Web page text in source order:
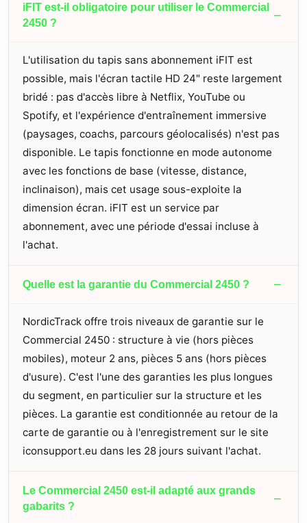
iFIT est-il obligatoire pour utiliser le Commercial
2450 ?
−
L'utilisation du tapis sans abonnement iFIT est
possible, mais l'écran tactile HD 24" reste largement
bridé : pas d'accès libre à Netflix, YouTube ou
Spotify, et l'expérience d'entraînement immersive
(paysages, coachs, parcours géolocalisés) n'est pas
disponible. Le tapis fonctionne en mode autonome
avec les fonctions de base (vitesse, distance,
inclinaison), mais cet usage sous-exploite la
dimension écran. iFIT est un service par
abonnement, avec une période d'essai incluse à
l'achat.
Quelle est la garantie du Commercial 2450 ? −
NordicTrack offre trois niveaux de garantie sur le
Commercial 2450 : structure à vie (hors pièces
mobiles), moteur 2 ans, pièces 5 ans (hors pièces
d'usure). C'est l'une des garanties les plus longues
du segment, en particulier sur la structure et les
pièces. La garantie est conditionnée au retour de la
carte de garantie ou à l'enregistrement sur le site
iconsupport.eu dans les 28 jours suivant l'achat.
Le Commercial 2450 est-il adapté aux grands
gabarits ?
−